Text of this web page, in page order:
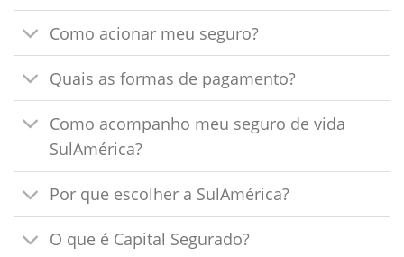
Como acionar meu seguro?
Quais as formas de pagamento?
Como acompanho meu seguro de vida
SulAmérica?
Por que escolher a SulAmérica?
O que é Capital Segurado?